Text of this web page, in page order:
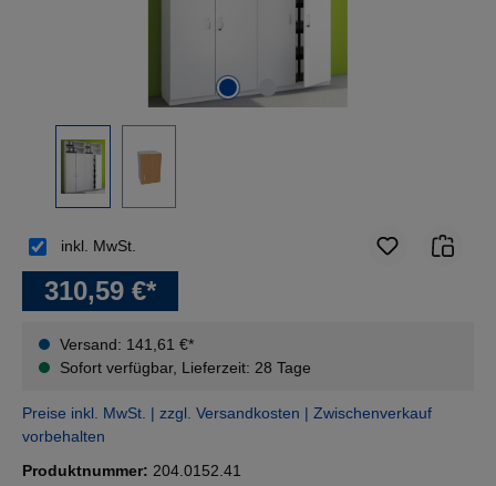
310,59 €*
Versand: 141,61 €*
Sofort verfügbar, Lieferzeit: 28 Tage
inkl. MwSt.
Preise inkl. MwSt. | zzgl. Versandkosten | Zwischenverkauf
vorbehalten
Produktnummer: 204.0152.41